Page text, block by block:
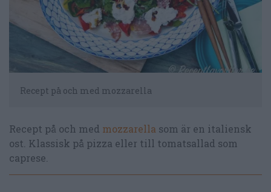
Recept på och med mozzarella
Recept på och med mozzarella som är en italiensk
ost. Klassisk på pizza eller till tomatsallad som
caprese.